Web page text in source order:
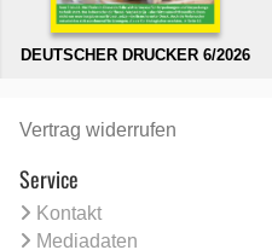
DEUTSCHER DRUCKER 6/2026
Vertrag widerrufen
Service
Kontakt
Mediadaten